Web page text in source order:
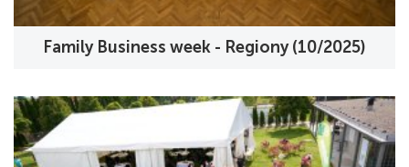
Family Business week - Regiony (10/2025)